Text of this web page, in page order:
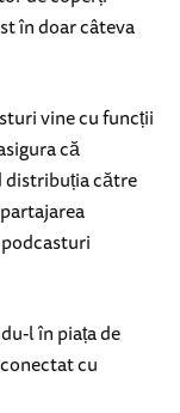
în doar câteva
vine cu funcții
că
distribuția către
l în piața de
cu